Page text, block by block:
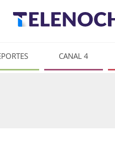
CANAL 4